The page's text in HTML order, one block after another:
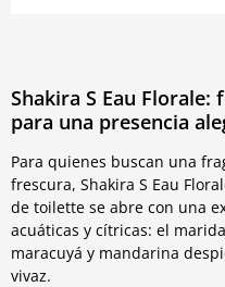
Shakira S Eau
para una presencia
Para quienes buscan una
frescura, Shakira S Eau
de toilette se abre con una
acuáticas y cítricas: el
maracuyá y mandarina
vivaz.